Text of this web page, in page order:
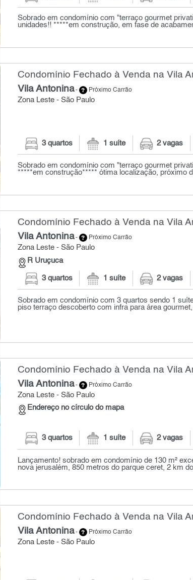
Sobrado em condomínio com "terraço gourmet
unidades!! *****em construção, em fase de
Condomínio Fechado à Venda na Vila
Vila Antonina- Próximo Carrão
Zona Leste - São Paulo
3 quartos 1 suíte 2 vagas
Sobrado em condomínio com "terraço gourmet
*****em construção***** ótima localização, próximo
Condomínio Fechado à Venda na Vila
Vila Antonina- Próximo Carrão
Zona Leste - São Paulo
R Uruçuca
3 quartos 1 suíte 2 vagas
Sobrado em condomínio com 3 quartos sendo 1
piso terraço descoberto com infra para área
Condomínio Fechado à Venda na Vila
Vila Antonina- Próximo Carrão
Zona Leste - São Paulo
Endereço no círculo do mapa
3 quartos 1 suíte 2 vagas
Lançamento! sobrado em condomínio de 130 m²
nova jerusalém, 850 metros do parque ceret, 2 km
Condomínio Fechado à Venda na Vila
Vila Antonina- Próximo Carrão
Zona Leste - São Paulo